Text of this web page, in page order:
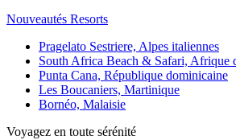
Nouveautés Resorts
Pragelato Sestriere, Alpes italiennes
South Africa Beach & Safari, Afrique
Punta Cana, République dominicaine
Les Boucaniers, Martinique
Bornéo, Malaisie
Voyagez en toute sérénité